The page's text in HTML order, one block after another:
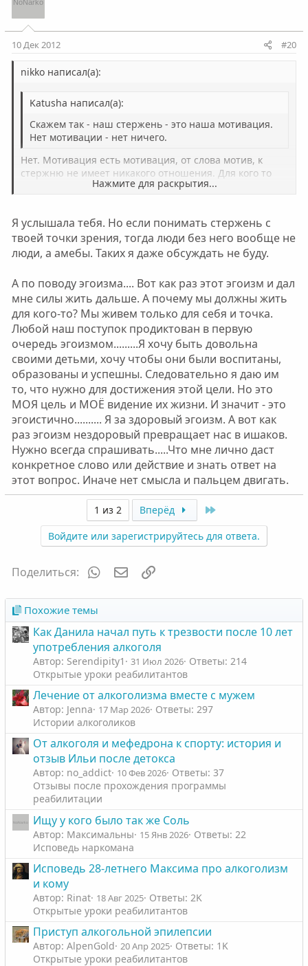
10 Дек 2012 #20
nikko написал(а):
Katusha написал(а):
Скажем так - наш стержень - это наша мотивация.
Нет мотивации - нет ничего.
Нет. Мотивация есть мотивация, от слова мотив, к
стержню не имеет никакого отношения. Для кого то
огромная мотивация для дальнейшего движения
а кто то срать хотел на это. А внутренний стержень и
показывает, как человек борется с неудачами и с
самим собой, со своими слабостями и пороками, как
реагирует на внешние факторы и готов ли отвечать за
свои поступки. За все в этой жизни нужно платить,
расплата неминуема, зная это, можно и плакать, и
истерить, но не сдаваться, так как все мы разные и
реакция так же отличима.
katusha написал(а):
Я так жила очень долго и в итоге.....сломалась,
устала и плюнула на все.
Нажмите для раскрытия...
Устала, плюнула, это говорит не об отсутствии или
наличии стержня, а о чудовищном эгоизме и, увы,
эгоцентризме. Ну и изображать из себя ишака не
нужно было.
Нажмите для раскрытия...
Я услышала тебя. Но если понимать стержень с
твоей точки зрения, тогда люди без него вообще не
люди, а амебы. Таких я даже обсуждать не буду.
А по поводу эгоизма.... Вот как раз этот эгоизм и дал
мне силы жить дальше. А почему мы должны жить
для кого-то? Мы живем только для себя и точка.
Любой наш поступок продиктован в первую
очередь эгоизмом.........Я хочу быть довольна
своими детьми, хочу чтобы они были воспитаны,
образованы и успешны. Следовательно я даю им
то, что нужно для достижения этой цели. Но это
МОЯ цель и МОЁ видение их жизни. И значит - это
эгоистично.......... Я за здоровый эгоизм. А вот как
раз эгоизм нездоровый превращает нас в ишаков.
Нужно всегда спрашивать.....Что мне лично даст
конкретное слово или действие и знать ответ на
этот вопрос. Иначе нет смысла и пальцем двигать.
1 из 2 Вперёд
Войдите или зарегистрируйтесь для ответа.
Поделиться: WhatsAppЭлектронная почта
Похожие темы
Как Данила начал путь к трезвости после 10 лет
употребления алкоголя
Автор: Serendipity1 31 Июл 2026 Ответы: 214
Открытые уроки реабилитантов
Лечение от алкоголизма вместе с мужем
Автор: Jenna 17 Мар 2026 Ответы: 297
Истории алкоголиков
От алкоголя и мефедрона к спорту: история и
отзыв Ильи после детокса
Автор: no_addict 10 Фев 2026 Ответы: 37
Отзывы после прохождения программы
реабилитации
Ищу у кого было так же Соль
Автор: Максимальны 15 Янв 2026 Ответы: 22
Исповедь наркомана
Исповедь 28-летнего Максима про алкоголизм
и кому
Автор: Rinat 18 Авг 2025 Ответы: 2K
Открытые уроки реабилитантов
Приступ алкогольной эпилепсии
Автор: AlpenGold 20 Апр 2025 Ответы: 1K
Открытые уроки реабилитантов